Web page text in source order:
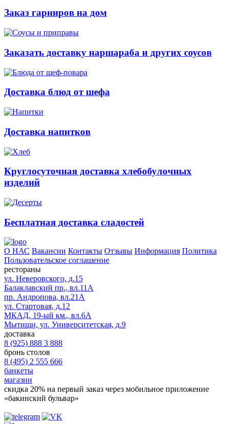
Заказ гарниров на дом
Заказать доставку наршараба и других соусов
Доставка блюд от шефа
Доставка напитков
Круглосуточная доставка хлебобулочных
изделий
Бесплатная доставка сладостей
О НАС Вакансии Контакты Отзывы Информация Политика
Пользовательское соглашение
рестораны
ул. Неверовского, д.15
Балаклавский пр., вл.11А
пр. Андропова, вл.21А
ул. Стартовая, д.12
МКАД, 19-ый км., вл.6А
Мытищи, ул. Университетская, д.9
доставка
8 (925) 888 3 888
бронь столов
8 (495) 2 555 666
банкеты
магазин
скидка 20% на первый заказ через мобильное приложение
«бакинский бульвар»